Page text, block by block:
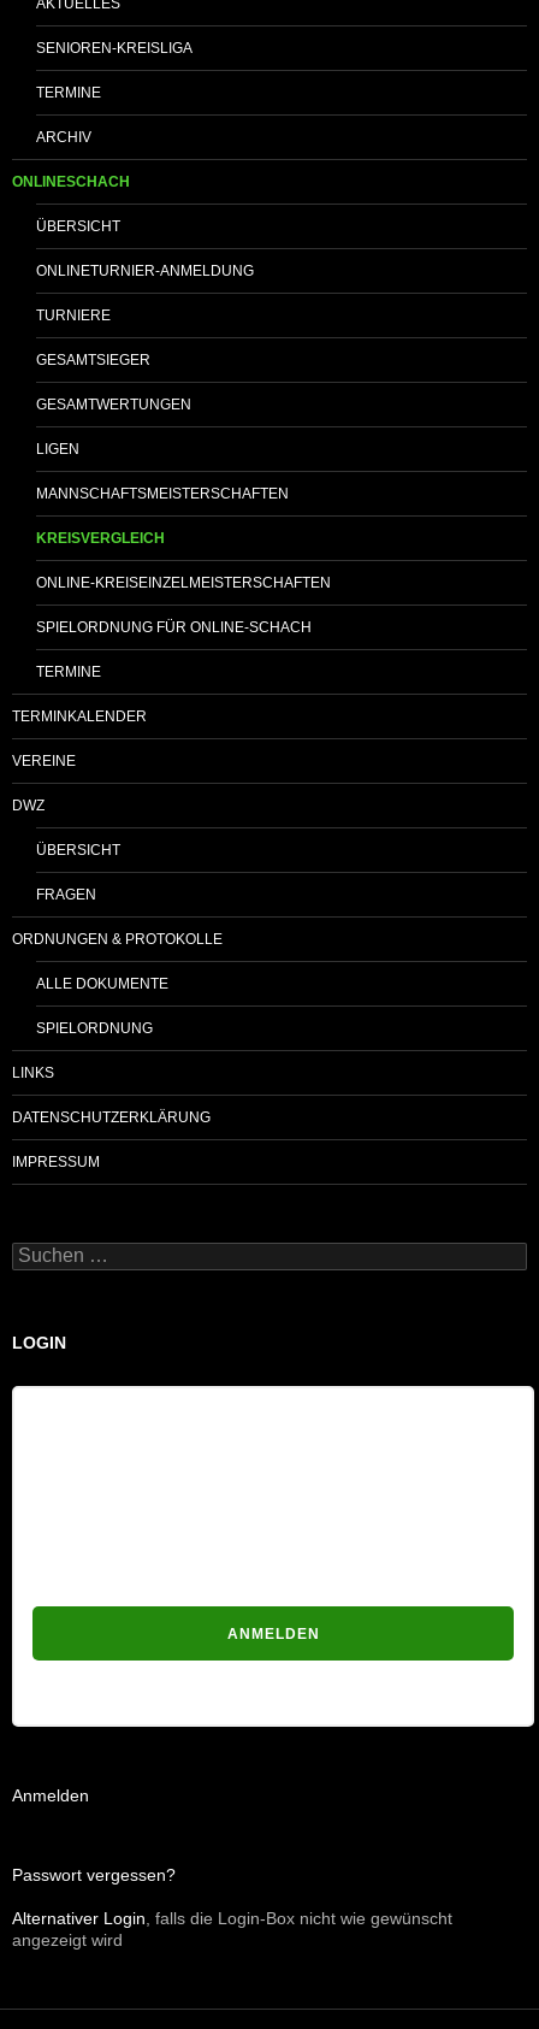
SENIOREN-KREISLIGA
TERMINE
ARCHIV
ONLINESCHACH
ÜBERSICHT
ONLINETURNIER-ANMELDUNG
TURNIERE
GESAMTSIEGER
GESAMTWERTUNGEN
LIGEN
MANNSCHAFTSMEISTERSCHAFTEN
KREISVERGLEICH
ONLINE-KREISEINZELMEISTERSCHAFTEN
SPIELORDNUNG FÜR ONLINE-SCHACH
TERMINE
TERMINKALENDER
VEREINE
DWZ
ÜBERSICHT
FRAGEN
ORDNUNGEN & PROTOKOLLE
ALLE DOKUMENTE
SPIELORDNUNG
LINKS
DATENSCHUTZERKLÄRUNG
IMPRESSUM
Suchen
nach:
LOGIN
Anmelden
Passwort vergessen?
Alternativer Login , falls die Login-Box nicht wie gewünscht
angezeigt wird